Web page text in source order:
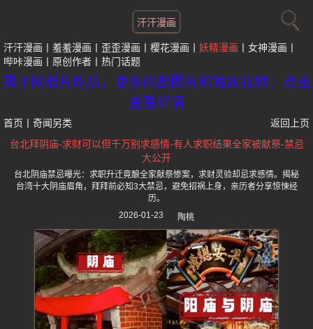
汗汗漫画
汗汗漫画 羞羞漫画 歪歪漫画 樱花漫画 妖精漫画
女神漫画
哔咔漫画
原创作者 热门话题
黑子网看片吃瓜，更多内部图片和独家视频：点击
查看详情
首页 奇闻另类
返回上页
台北拜阴庙-求财可以但千万别求感情-有人求职结果全家被献祭-禁忌
大公开
台北阴庙禁忌曝光：求职升迁竟酿全家献祭惨案，求财灵验却忌求感情。揭秘
台湾十大阴庙眉角，拜拜前必知3大禁忌，避免招祸上身，亲历者分享惊悚经
历。
2026-01-23
陶桃